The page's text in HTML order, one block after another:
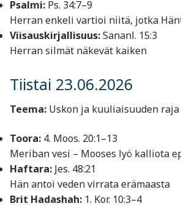
Psalmi: Ps. 34:7–9
Herran enkeli vartioi niitä, jotka
Viisauskirjallisuus:Sananl. 15:3
Herran silmät näkevät kaiken
Tiistai 23.06.2026
Teema: Uskon ja kuuliaisuuden raja
Toora: 4. Moos. 20:1–13
Meriban vesi – Mooses lyö kalliota
Haftara: Jes. 48:21
Hän antoi veden virrata erämaasta
Brit Hadashah: 1. Kor. 10:3–4